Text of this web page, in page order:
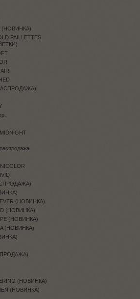
(НОВИНКА)
PAILLETTES
(НОВИНКА)
(НОВИНКА)
(НОВИНКА)
(НОВИНКА)
(НОВИНКА)
(НОВИНКА)